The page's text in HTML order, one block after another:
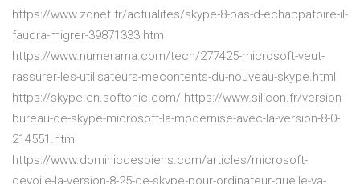
https://www.zdnet.fr/actualites/skype-8-pas-d-echappatoire-il-
faudra-migrer-39871333.htm
https://www.numerama.com/tech/277425-microsoft-veut-
rassurer-les-utilisateurs-mecontents-du-nouveau-skype.html
https://skype.en.softonic.com/ https://www.silicon.fr/version-
bureau-de-skype-microsoft-la-modernise-avec-la-version-8-0-
214551.html
https://www.dominicdesbiens.com/articles/microsoft-